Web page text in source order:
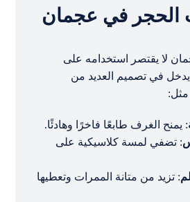
الحجر في عجمان
لا يقتصر استخدامه على
في تصميم العديد من
مثل:
: يمنح الغرف طابعًا فاخرًا وهادئًا.
: تضفي لمسة كلاسيكية على
: تزيد من متانة الممرات وتعطيها